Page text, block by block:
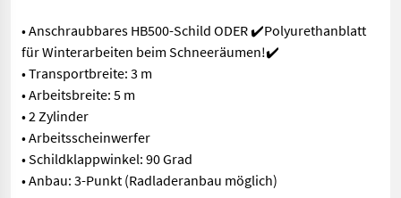
• Anschraubbares HB500-Schild ODER ✔️Polyurethanblatt
für Winterarbeiten beim Schneeräumen!✔️
• Transportbreite: 3 m
• Arbeitsbreite: 5 m
• 2 Zylinder
• Arbeitsscheinwerfer
• Schildklappwinkel: 90 Grad
• Anbau: 3-Punkt (Radladeranbau möglich)